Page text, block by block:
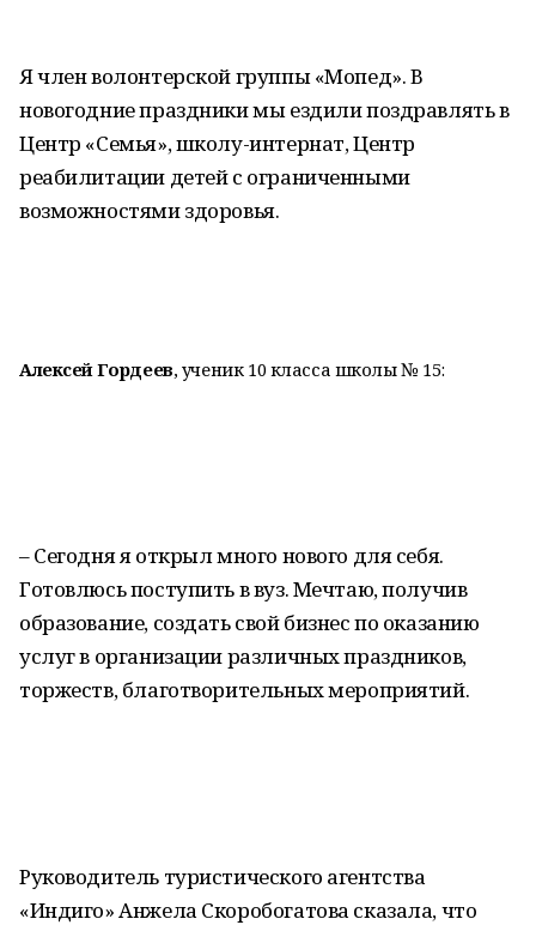
Я член волонтерской группы «Мопед». В
новогодние праздники мы ездили поздравлять в
Центр «Семья», школу-интернат, Центр
реабилитации детей с ограниченными
возможностями здоровья.
Алексей Гордеев, ученик 10 класса школы № 15:
– Сегодня я открыл много нового для себя.
Готовлюсь поступить в вуз. Мечтаю, получив
образование, создать свой бизнес по оказанию
услуг в организации различных праздников,
торжеств, благотворительных мероприятий.
Руководитель туристического агентства
«Индиго» Анжела Скоробогатова сказала, что